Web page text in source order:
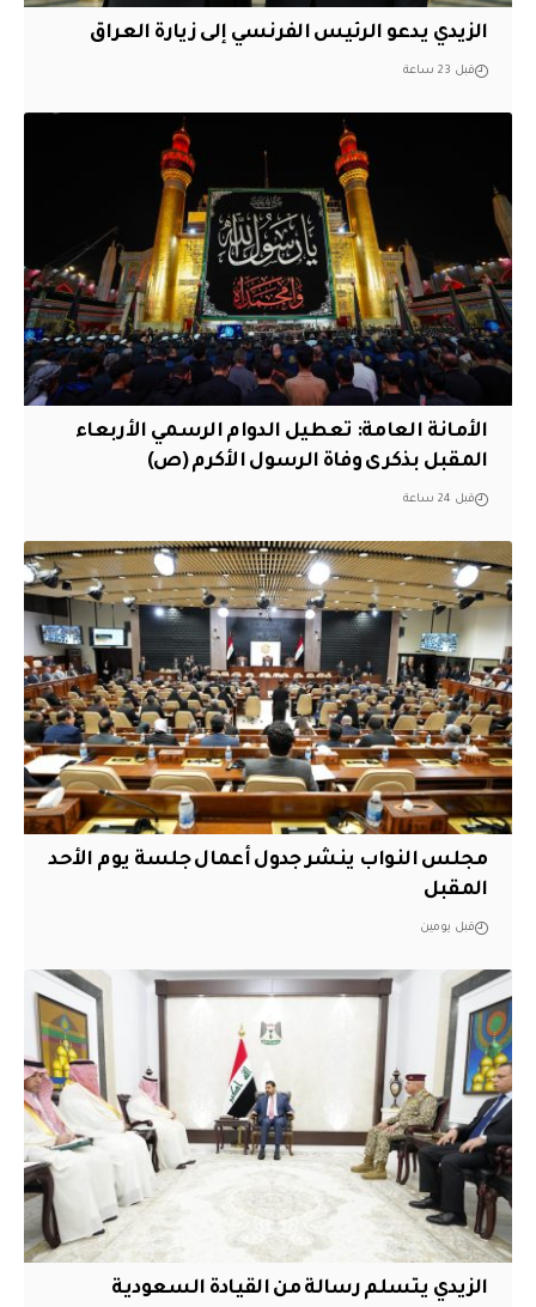
الزيدي يدعو الرئيس الفرنسي إلى زيارة العراق
قبل 23 ساعة
الأمانة العامة: تعطيل الدوام الرسمي الأربعاء
المقبل بذكرى وفاة الرسول الأكرم (ص)
قبل 24 ساعة
مجلس النواب ينشر جدول أعمال جلسة يوم الأحد
المقبل
قبل يومين
الزيدي يتسلم رسالة من القيادة السعودية